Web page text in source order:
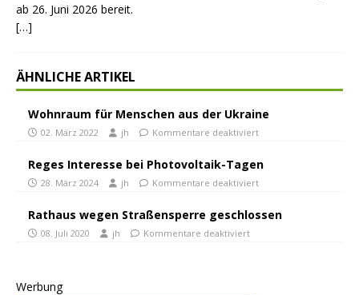
ab 26. Juni 2026 bereit.
[…]
ÄHNLICHE ARTIKEL
Wohnraum für Menschen aus der Ukraine
02. März 2022 jh Kommentare deaktiviert
Reges Interesse bei Photovoltaik-Tagen
28. März 2024 jh Kommentare deaktiviert
Rathaus wegen Straßensperre geschlossen
08. Juli 2020 jh Kommentare deaktiviert
Werbung